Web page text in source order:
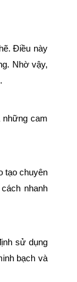
Điều này
Nhờ vậy,
cam
tạo chuyên
nhanh
sử dụng
bạch và